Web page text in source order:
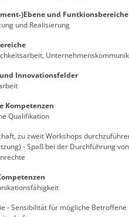
)Ebene und Funtkionsbereiche
und Realisierung
Innovationsfelder
Kompetenzen
Qualifikation
zu zweit Workshops
- Spaß bei der Durchführung
- Sensibilität für mögliche